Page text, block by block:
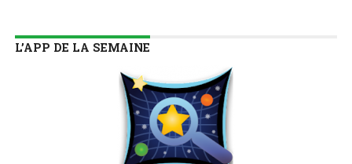
L’APP DE LA SEMAINE